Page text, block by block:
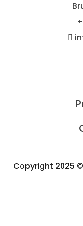
Copyright 2025